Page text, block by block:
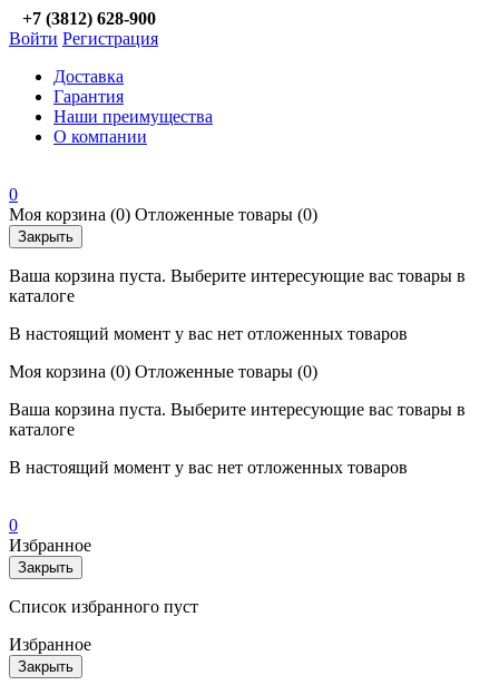
+7 (3812) 628-900
Войти Регистрация
Доставка
Гарантия
Наши преимущества
О компании
0
Моя корзина (0) Отложенные товары (0)
Закрыть
Ваша корзина пуста. Выберите интересующие вас товары в
каталоге
В настоящий момент у вас нет отложенных товаров
Моя корзина (0) Отложенные товары (0)
Ваша корзина пуста. Выберите интересующие вас товары в
каталоге
В настоящий момент у вас нет отложенных товаров
0
Избранное
Закрыть
Список избранного пуст
Избранное
Закрыть